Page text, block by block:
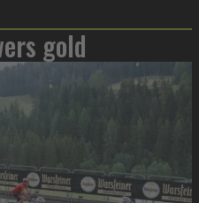
gold